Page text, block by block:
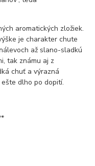
aromatických zložiek.
je charakter chute
až slano-sladkú
tak známu aj z
chuť a výrazná
dlho po dopití.